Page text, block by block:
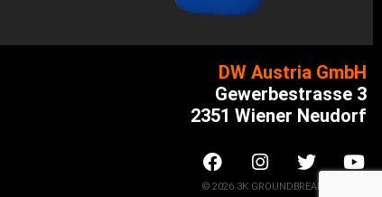
DW Austria GmbH
Gewerbestrasse 3
2351 Wiener Neudorf
© 2026 3K GROUNDBREAKING, s.r.o.